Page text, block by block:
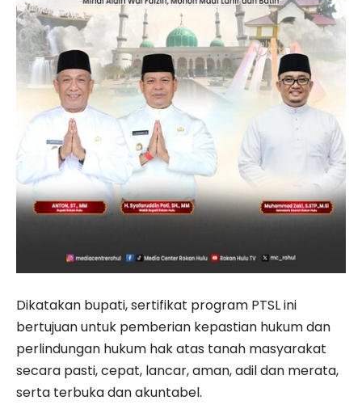
Dikatakan bupati, sertifikat program PTSL ini
bertujuan untuk pemberian kepastian hukum dan
perlindungan hukum hak atas tanah masyarakat
secara pasti, cepat, lancar, aman, adil dan merata,
serta terbuka dan akuntabel.